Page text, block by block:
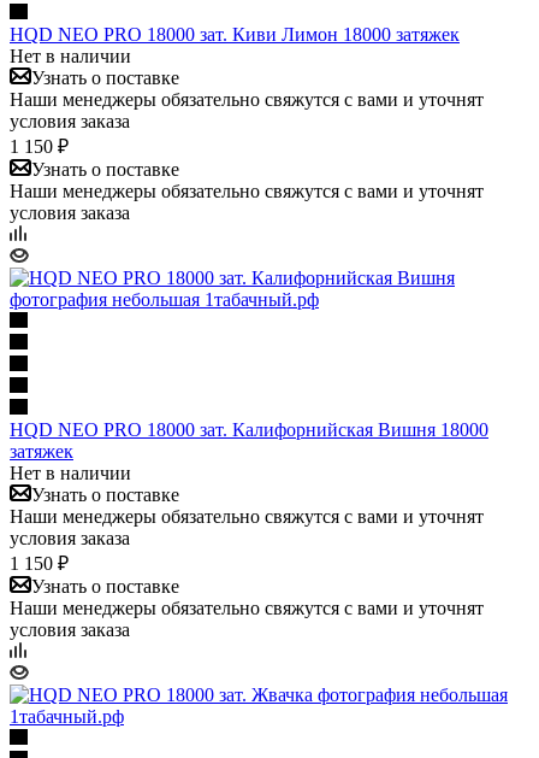
HQD NEO PRO 18000 зат. Киви Лимон 18000 затяжек
Нет в наличии
Узнать о поставке
Наши менеджеры обязательно свяжутся с вами и уточнят
условия заказа
1 150 ₽
Узнать о поставке
Наши менеджеры обязательно свяжутся с вами и уточнят
условия заказа
HQD NEO PRO 18000 зат. Калифорнийская Вишня 18000
затяжек
Нет в наличии
Узнать о поставке
Наши менеджеры обязательно свяжутся с вами и уточнят
условия заказа
1 150 ₽
Узнать о поставке
Наши менеджеры обязательно свяжутся с вами и уточнят
условия заказа